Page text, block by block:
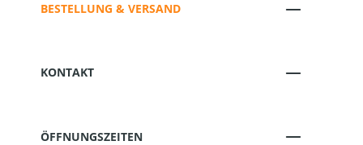
BESTELLUNG & VERSAND
KONTAKT
ÖFFNUNGSZEITEN